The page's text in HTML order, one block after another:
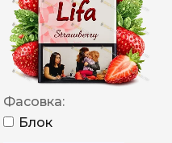
Фасовка:
Блок